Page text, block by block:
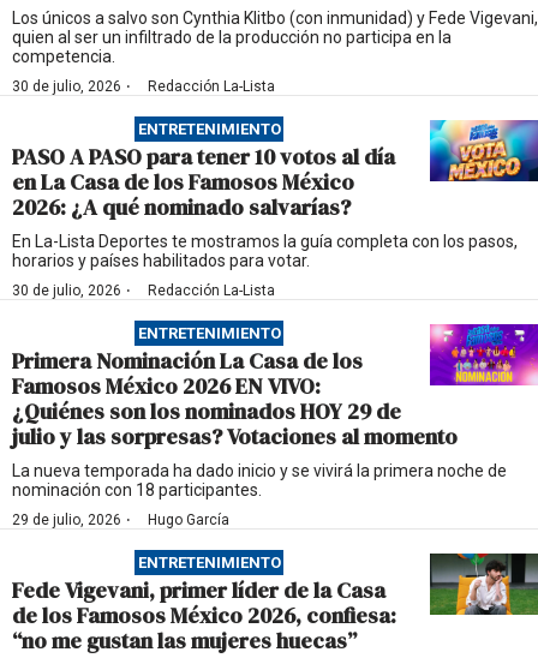
Los únicos a salvo son Cynthia Klitbo (con inmunidad) y Fede Vigevani,
quien al ser un infiltrado de la producción no participa en la
competencia.
30 de julio, 2026 · Redacción La-Lista
ENTRETENIMIENTO
PASO A PASO para tener 10 votos al día
en La Casa de los Famosos México
2026: ¿A qué nominado salvarías?
En La-Lista Deportes te mostramos la guía completa con los pasos,
horarios y países habilitados para votar.
30 de julio, 2026 · Redacción La-Lista
ENTRETENIMIENTO
Primera Nominación La Casa de los
Famosos México 2026 EN VIVO:
¿Quiénes son los nominados HOY 29 de
julio y las sorpresas? Votaciones al momento
La nueva temporada ha dado inicio y se vivirá la primera noche de
nominación con 18 participantes.
29 de julio, 2026 · Hugo García
ENTRETENIMIENTO
Fede Vigevani, primer líder de la Casa
de los Famosos México 2026, confiesa:
“no me gustan las mujeres huecas”